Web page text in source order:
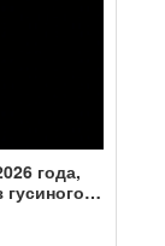
года,